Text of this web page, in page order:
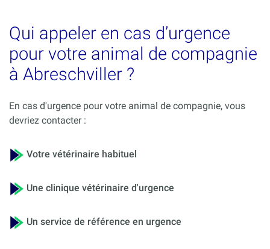
Qui appeler en cas d’urgence
pour votre animal de compagnie
à Abreschviller ?
En cas d'urgence pour votre animal de compagnie, vous
devriez contacter :
Votre vétérinaire habituel
Une clinique vétérinaire d'urgence
Un service de référence en urgence